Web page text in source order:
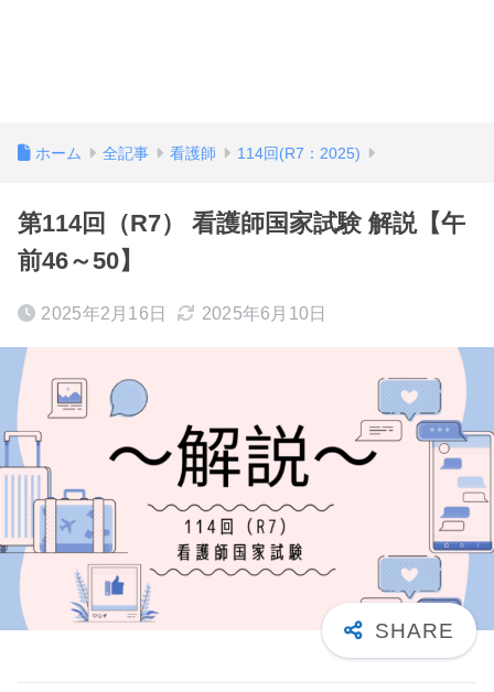
ホーム 全記事 看護師 114回(R7：2025)
第114回（R7） 看護師国家試験 解説【午
前46～50】
2025年2月16日 2025年6月10日